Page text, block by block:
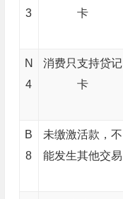
3
卡
N
4
消费只支持贷记
卡
B
8
未缴激活款，不
能发生其他交易